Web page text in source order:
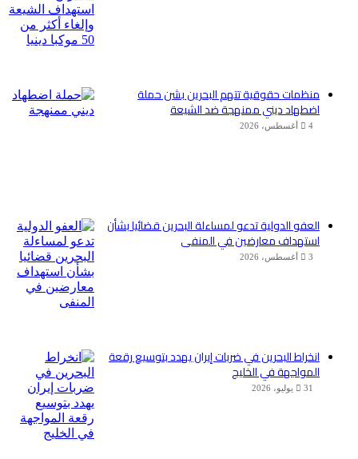
منظمات حقوقية تتهم البحرين بشن حملة
اضطهاد ديني ممنهجة ضد الشيعة
4 أغسطس، 2026
العفو الدولية تدعو لمساءلة البحرين قضائيا بشأن
استهداف معارضين في المنفى
3 أغسطس، 2026
انخراط البحرين في ضربات إيران يهدد بتوسيع رقعة
المواجهة في الخليج
31 يوليو، 2026